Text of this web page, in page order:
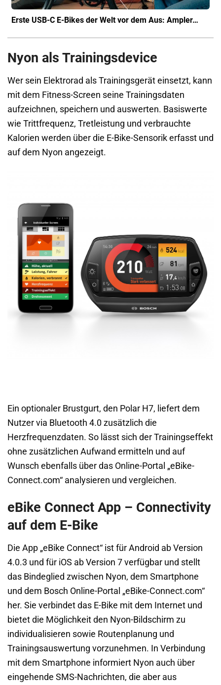
Erste USB-C E-Bikes der Welt vor dem Aus: Ampler…
Nyon als Trainingsdevice
Wer sein Elektrorad als Trainingsgerät einsetzt, kann
mit dem Fitness-Screen seine Trainingsdaten
aufzeichnen, speichern und auswerten. Basiswerte
wie Trittfrequenz, Tretleistung und verbrauchte
Kalorien werden über die E-Bike-Sensorik erfasst und
auf dem Nyon angezeigt.
Ein optionaler Brustgurt, den Polar H7, liefert dem
Nutzer via Bluetooth 4.0 zusätzlich die
Herzfrequenzdaten. So lässt sich der Trainingseffekt
ohne zusätzlichen Aufwand ermitteln und auf
Wunsch ebenfalls über das Online-Portal „eBike-
Connect.com“ analysieren und vergleichen.
eBike Connect App – Connectivity
auf dem E-Bike
Die App „eBike Connect“ ist für Android ab Version
4.0.3 und für iOS ab Version 7 verfügbar und stellt
das Bindeglied zwischen Nyon, dem Smartphone
und dem Bosch Online-Portal „eBike-Connect.com“
her. Sie verbindet das E-Bike mit dem Internet und
bietet die Möglichkeit den Nyon-Bildschirm zu
individualisieren sowie Routenplanung und
Trainingsauswertung vorzunehmen. In Verbindung
mit dem Smartphone informiert Nyon auch über
eingehende SMS-Nachrichten, die aber aus